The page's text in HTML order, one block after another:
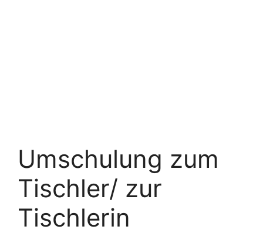
Umschulung zum
Tischler/ zur
Tischlerin